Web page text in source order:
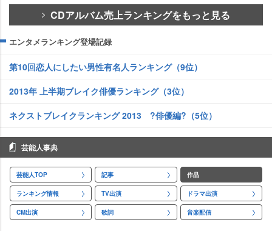
CDアルバム売上ランキングをもっと見る
エンタメランキング登場記録
第10回恋人にしたい男性有名人ランキング（9位）
2013年 上半期ブレイク俳優ランキング（3位）
ネクストブレイクランキング 2013 ?俳優編?（5位）
芸能人事典
芸能人TOP 記事 作品
ランキング情報 TV出演 ドラマ出演
CM出演 歌詞 音楽配信